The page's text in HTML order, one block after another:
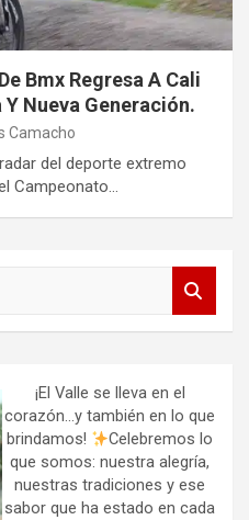
Bmx Regresa A Cali
Nueva Generación.
Camacho
del deporte extremo
Campeonato…
¡El Valle se lleva en el
corazón…y también en lo que
brindamos!
Celebremos lo
que somos: nuestra alegría,
nuestras tradiciones y ese
sabor que ha estado en cada